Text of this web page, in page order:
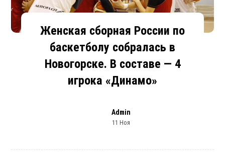
Женская сборная России по
баскетболу собралась в
Новогорске. В составе — 4
игрока «Динамо»
Admin
11 Ноя